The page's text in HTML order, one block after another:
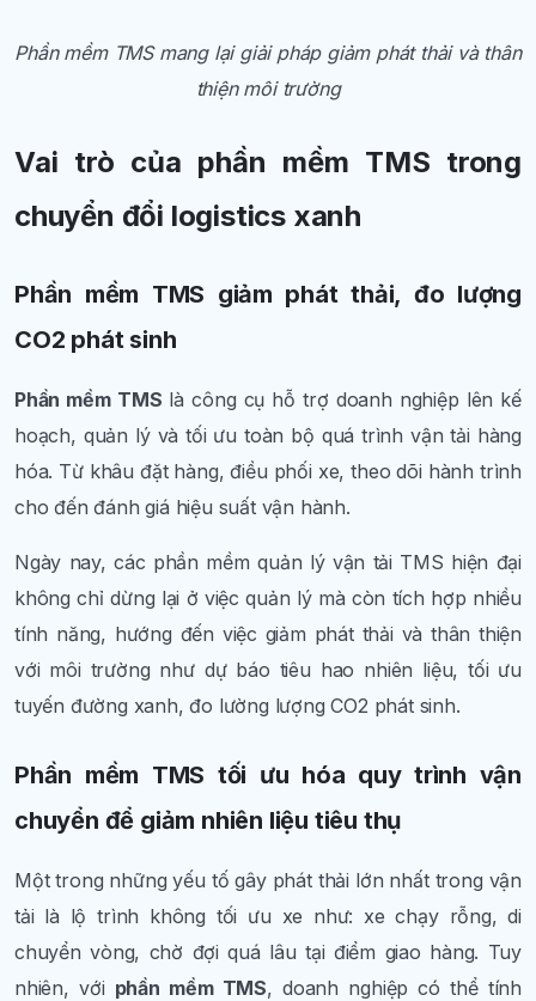
Phần mềm TMS mang lại giải pháp giảm phát thải và thân
thiện môi trường
Vai trò của phần mềm TMS trong
chuyển đổi logistics xanh
Phần mềm TMS giảm phát thải, đo lượng
CO2 phát sinh
Phần mềm TMS là công cụ hỗ trợ doanh nghiệp lên kế
hoạch, quản lý và tối ưu toàn bộ quá trình vận tải hàng
hóa. Từ khâu đặt hàng, điều phối xe, theo dõi hành trình
cho đến đánh giá hiệu suất vận hành.
Ngày nay, các phần mềm quản lý vận tải TMS hiện đại
không chỉ dừng lại ở việc quản lý mà còn tích hợp nhiều
tính năng, hướng đến việc giảm phát thải và thân thiện
với môi trường như dự báo tiêu hao nhiên liệu, tối ưu
tuyến đường xanh, đo lường lượng CO2 phát sinh.
Phần mềm TMS tối ưu hóa quy trình vận
chuyển để giảm nhiên liệu tiêu thụ
Một trong những yếu tố gây phát thải lớn nhất trong vận
tải là lộ trình không tối ưu xe như: xe chạy rỗng, di
chuyển vòng, chờ đợi quá lâu tại điểm giao hàng. Tuy
nhiên, với phần mềm TMS, doanh nghiệp có thể tính